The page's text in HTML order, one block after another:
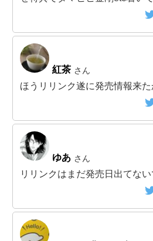
紅茶 さん
ほうリリンク遂に発売情報来た
ゆあ さん
リリンクはまだ発売日出てな